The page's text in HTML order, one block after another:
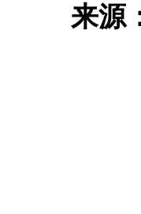
来